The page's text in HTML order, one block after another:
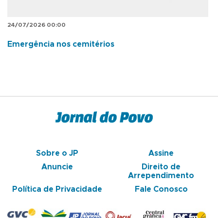
24/07/2026 00:00
Emergência nos cemitérios
Sobre o JP
Assine
Anuncie
Direito de
Arrependimento
Política de Privacidade
Fale Conosco